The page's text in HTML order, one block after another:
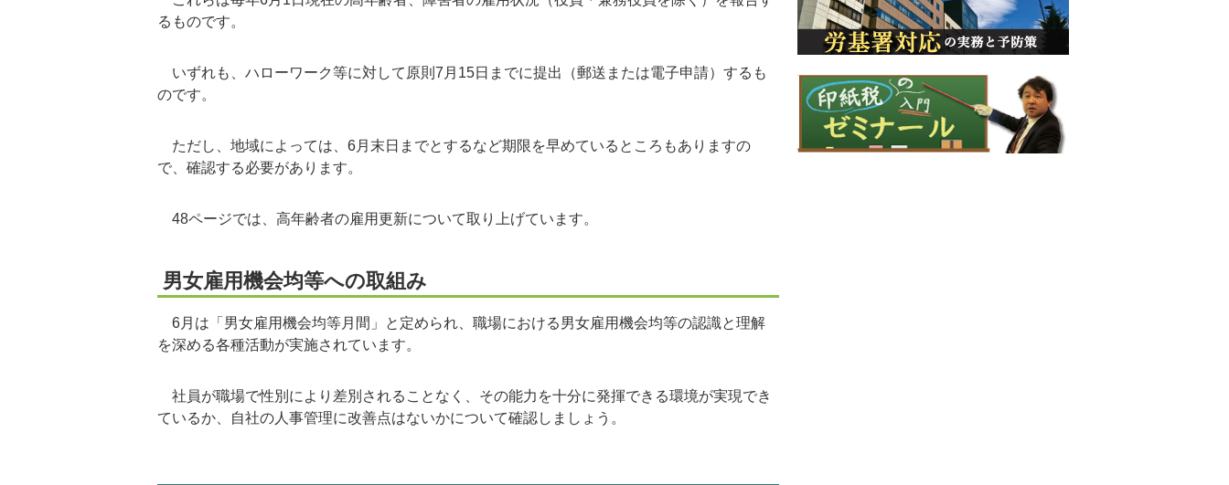
るものです。
いずれも、ハローワーク等に対して原則7月15日までに提出（郵送または電子申請）するも
のです。
ただし、地域によっては、6月末日までとするなど期限を早めているところもありますの
で、確認する必要があります。
48ページでは、高年齢者の雇用更新について取り上げています。
男女雇用機会均等への取組み
6月は「男女雇用機会均等月間」と定められ、職場における男女雇用機会均等の認識と理解
を深める各種活動が実施されています。
社員が職場で性別により差別されることなく、その能力を十分に発揮できる環境が実現でき
ているか、自社の人事管理に改善点はないかについて確認しましょう。